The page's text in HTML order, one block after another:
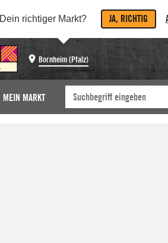
Dein richtiger Markt? JA, RICHTIG
Bornheim (Pfalz)
MEIN MARKT